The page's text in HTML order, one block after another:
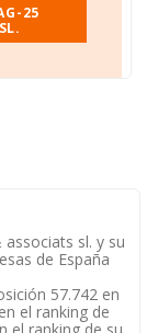
25
sl. y su
de España
57.742 en
el ranking de